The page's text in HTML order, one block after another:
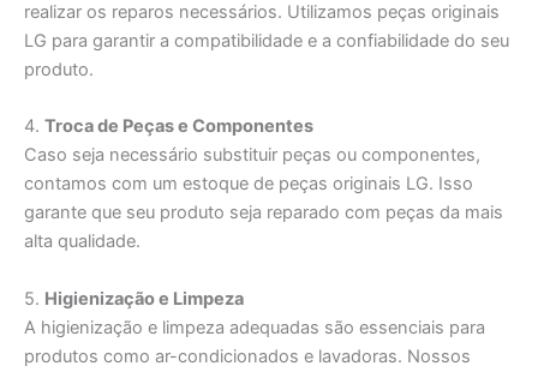
realizar os reparos necessários. Utilizamos peças originais
LG para garantir a compatibilidade e a confiabilidade do seu
produto.
4. Troca de Peças e Componentes
Caso seja necessário substituir peças ou componentes,
contamos com um estoque de peças originais LG. Isso
garante que seu produto seja reparado com peças da mais
alta qualidade.
5. Higienização e Limpeza
A higienização e limpeza adequadas são essenciais para
produtos como ar-condicionados e lavadoras. Nossos